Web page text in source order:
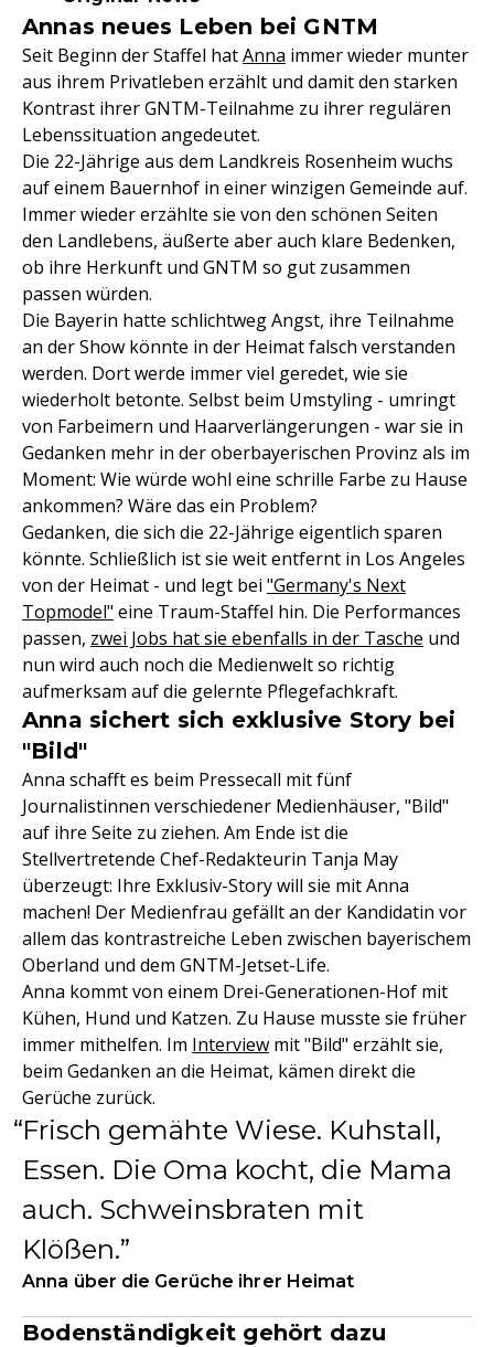
Annas neues Leben bei GNTM
Seit Beginn der Staffel hatAnna immer wieder munter
aus ihrem Privatleben erzählt und damit den starken
Kontrast ihrer GNTM-Teilnahme zu ihrer regulären
Lebenssituation angedeutet.
Die 22-Jährige aus dem Landkreis Rosenheim wuchs
auf einem Bauernhof in einer winzigen Gemeinde auf.
Immer wieder erzählte sie von den schönen Seiten
den Landlebens, äußerte aber auch klare Bedenken,
ob ihre Herkunft und GNTM so gut zusammen
passen würden.
Die Bayerin hatte schlichtweg Angst, ihre Teilnahme
an der Show könnte in der Heimat falsch verstanden
werden. Dort werde immer viel geredet, wie sie
wiederholt betonte. Selbst beim Umstyling - umringt
von Farbeimern und Haarverlängerungen - war sie in
Gedanken mehr in der oberbayerischen Provinz als im
Moment: Wie würde wohl eine schrille Farbe zu Hause
ankommen? Wäre das ein Problem?
Gedanken, die sich die 22-Jährige eigentlich sparen
könnte. Schließlich ist sie weit entfernt in Los Angeles
von der Heimat - und legt bei "Germany's Next
Topmodel" eine Traum-Staffel hin. Die Performances
passen, zwei Jobs hat sie ebenfalls in der Tasche und
nun wird auch noch die Medienwelt so richtig
aufmerksam auf die gelernte Pflegefachkraft.
Anna sichert sich exklusive Story bei
"Bild"
Anna schafft es beim Pressecall mit fünf
Journalistinnen verschiedener Medienhäuser, "Bild"
auf ihre Seite zu ziehen. Am Ende ist die
Stellvertretende Chef-Redakteurin Tanja May
überzeugt: Ihre Exklusiv-Story will sie mit Anna
machen! Der Medienfrau gefällt an der Kandidatin vor
allem das kontrastreiche Leben zwischen bayerischem
Oberland und dem GNTM-Jetset-Life.
Anna kommt von einem Drei-Generationen-Hof mit
Kühen, Hund und Katzen. Zu Hause musste sie früher
immer mithelfen. Im Interview mit "Bild" erzählt sie,
beim Gedanken an die Heimat, kämen direkt die
Gerüche zurück.
Frisch gemähte Wiese. Kuhstall,
Essen. Die Oma kocht, die Mama
auch. Schweinsbraten mit
Klößen.
Anna über die Gerüche ihrer Heimat
Bodenständigkeit gehört dazu